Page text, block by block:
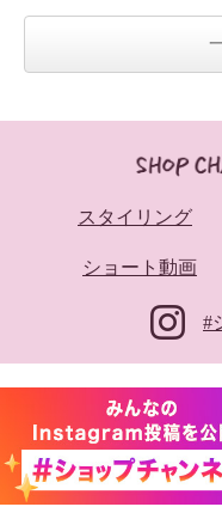
チェンジ 美容成分をざくざ
合！ ざくざくトリートメント
スタイリング
ショート動画
#